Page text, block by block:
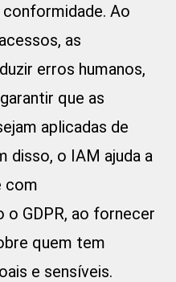
Ao
as
erros humanos,
que as
aplicadas de
disso, o IAM ajuda a
com
GDPR, ao fornecer
quem tem
e sensíveis.